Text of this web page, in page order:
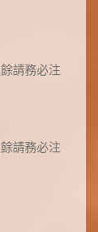
請務必注
請務必注